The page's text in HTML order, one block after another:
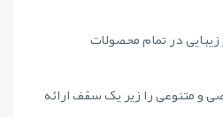
در تمام محصولات
و متنوعی را زیر یک سقف ارائه